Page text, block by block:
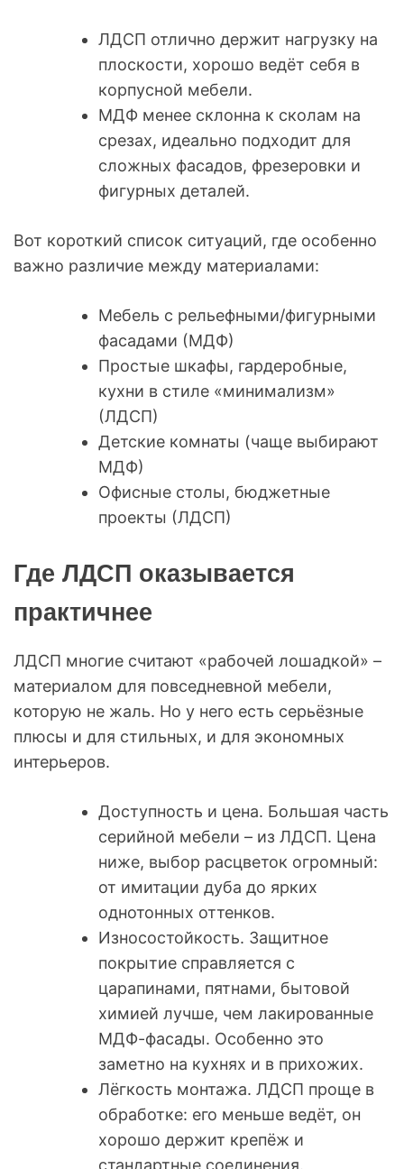
ЛДСП отлично держит нагрузку на
плоскости, хорошо ведёт себя в
корпусной мебели.
МДФ менее склонна к сколам на
срезах, идеально подходит для
сложных фасадов, фрезеровки и
фигурных деталей.
Вот короткий список ситуаций, где особенно
важно различие между материалами:
Мебель с рельефными/фигурными
фасадами (МДФ)
Простые шкафы, гардеробные,
кухни в стиле «минимализм»
(ЛДСП)
Детские комнаты (чаще выбирают
МДФ)
Офисные столы, бюджетные
проекты (ЛДСП)
Где ЛДСП оказывается
практичнее
ЛДСП многие считают «рабочей лошадкой» –
материалом для повседневной мебели,
которую не жаль. Но у него есть серьёзные
плюсы и для стильных, и для экономных
интерьеров.
Доступность и цена. Большая часть
серийной мебели – из ЛДСП. Цена
ниже, выбор расцветок огромный:
от имитации дуба до ярких
однотонных оттенков.
Износостойкость. Защитное
покрытие справляется с
царапинами, пятнами, бытовой
химией лучше, чем лакированные
МДФ-фасады. Особенно это
заметно на кухнях и в прихожих.
Лёгкость монтажа. ЛДСП проще в
обработке: его меньше ведёт, он
хорошо держит крепёж и
стандартные соединения.